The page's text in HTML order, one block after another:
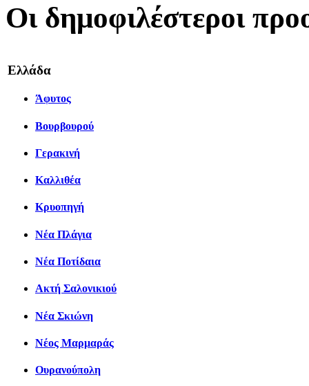
Οι δημοφιλέστεροι
Ελλάδα
Άφυτος
Βουρβουρού
Γερακινή
Καλλιθέα
Κρυοπηγή
Νέα Πλάγια
Νέα Ποτίδαια
Ακτή Σαλονικιού
Νέα Σκιώνη
Νέος Μαρμαράς
Ουρανούπολη